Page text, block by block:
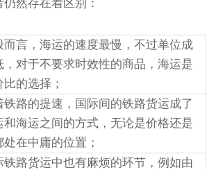
然存在着区别：
而言，海运的速度最慢，不过单位成
，对于不要求时效性的商品，海运是
的选择；
铁路的提速，国际间的铁路货运成了
和海运之间的方式，无论是价格还是
在中庸的位置；
铁路货运中也有麻烦的环节，例如由